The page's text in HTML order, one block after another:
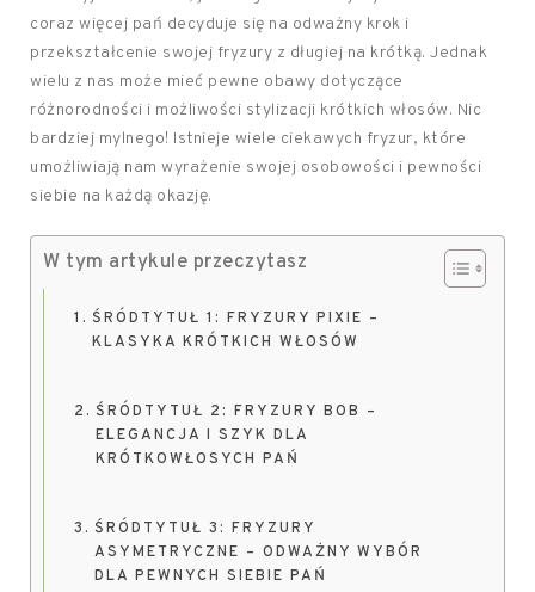
coraz więcej pań decyduje się na odważny krok i
przekształcenie swojej fryzury z długiej na krótką. Jednak
wielu z nas może mieć pewne obawy dotyczące
różnorodności i możliwości stylizacji krótkich włosów. Nic
bardziej mylnego! Istnieje wiele ciekawych fryzur, które
umożliwiają nam wyrażenie swojej osobowości i pewności
siebie na każdą okazję.
W tym artykule przeczytasz
ŚRÓDTYTUŁ 1: FRYZURY PIXIE –
KLASYKA KRÓTKICH WŁOSÓW
ŚRÓDTYTUŁ 2: FRYZURY BOB –
ELEGANCJA I SZYK DLA
KRÓTKOWŁOSYCH PAŃ
ŚRÓDTYTUŁ 3: FRYZURY
ASYMETRYCZNE – ODWAŻNY WYBÓR
DLA PEWNYCH SIEBIE PAŃ